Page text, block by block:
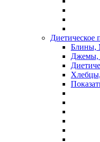
Диетическое
Блины,
Джемы,